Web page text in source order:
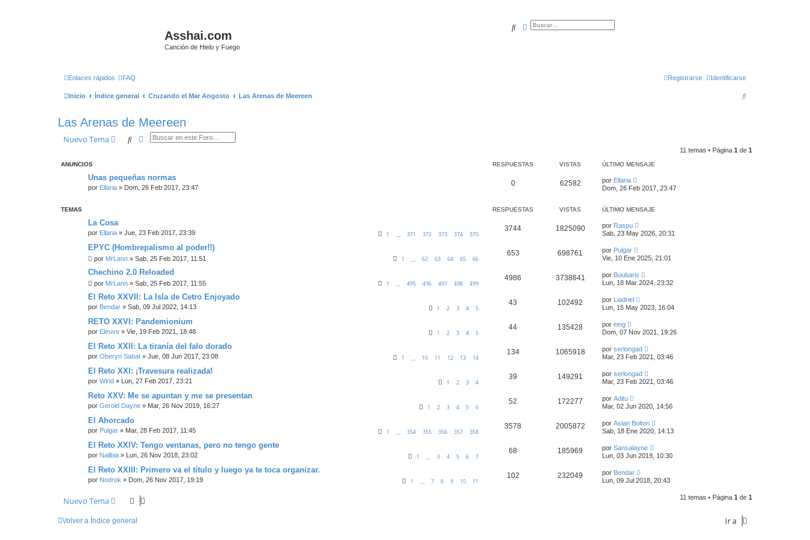
Asshai.com
Canción de Hielo y Fuego
BuscarBúsqueda avanzada
Enlaces rápidos FAQ Identificarse
Registrarse
Inicio Índice general Cruzando el Mar Angosto Las Arenas de Meereen
B
a
Las Arenas de Meereen
Nuevo Tema BuscarBúsqueda avanzada
11 temas • Página 1 de 1
ANUNCIOS RESPUESTAS VISTAS ÚLTIMO MENSAJE
Unas pequeñas normas
por Ellaria » Dom, 26 Feb 2017, 23:47
0 62582 por Ellaria
Dom, 26 Feb 2017, 23:47
TEMAS RESPUESTAS VISTAS ÚLTIMO MENSAJE
La Cosa
por Ellaria » Jue, 23 Feb 2017, 23:39 1 371 372 373 374 375
3744 1825090 por Raspu
Sab, 23 May 2026, 20:31
EPYC (Hombrepalismo al poder!!)
por MrLann » Sab, 25 Feb 2017, 11:51 1 62 63 64 65 66
653 698761 por Pulgar
Vie, 10 Ene 2025, 21:01
Chechino 2.0 Reloaded
por MrLann » Sab, 25 Feb 2017, 11:55 1 495 496 497 498 499
4986 3738641 por Boubaris
Lun, 18 Mar 2024, 23:32
El Reto XXVII: La Isla de Cetro Enjoyado
por Bendar » Sab, 09 Jul 2022, 14:13 1 2 3 4 5
43 102492 por Liadriel
Lun, 15 May 2023, 16:04
RETO XXVI: Pandemionium
por Eleuve » Vie, 19 Feb 2021, 18:48 1 2 3 4 5
44 135428 por eing
Dom, 07 Nov 2021, 19:26
El Reto XXII: La tiranía del falo dorado
por Oberyn Sabat » Jue, 08 Jun 2017, 23:08 1 10 11 12 13 14
134 1065918 por serlongad
Mar, 23 Feb 2021, 03:46
El Reto XXI: ¡Travesura realizada!
por Wind » Lun, 27 Feb 2017, 23:21 1 2 3 4
39 149291 por serlongad
Mar, 23 Feb 2021, 03:46
Reto XXV: Me se apuntan y me se presentan
por Gerold Dayne » Mar, 26 Nov 2019, 16:27 1 2 3 4 5 6
52 172277 por Aditu
Mar, 02 Jun 2020, 14:56
El Ahorcado
por Pulgar » Mar, 28 Feb 2017, 11:45 1 354 355 356 357 358
3578 2005872 por Aslan Bolton
Sab, 18 Ene 2020, 14:13
El Reto XXIV: Tengo ventanas, pero no tengo gente
por Nalibia » Lun, 26 Nov 2018, 23:02 1 3 4 5 6 7
68 185969 por Sansalayne
Lun, 03 Jun 2019, 10:30
El Reto XXIII: Primero va el título y luego ya te toca organizar.
por Nodrok » Dom, 26 Nov 2017, 19:19 1 7 8 9 10 11
102 232049 por Bendar
Lun, 09 Jul 2018, 20:43
Nuevo Tema 11 temas • Página 1 de 1
Volver a Índice general Ir a